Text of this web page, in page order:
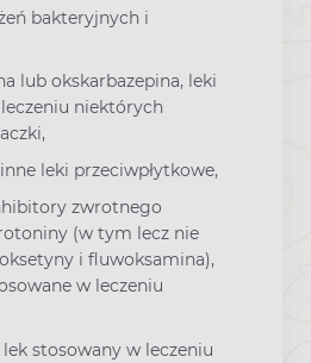
bakteryjnych i
lub okskarbazepina, leki
niektórych
leki przeciwpłytkowe,
zwrotnego
(w tym lecz nie
i fluwoksamina),
w leczeniu
stosowany w leczeniu